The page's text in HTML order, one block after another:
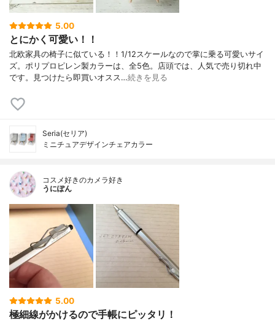
5.00
とにかく可愛い！！
北欧家具の椅子に似ている！！1/12スケールなので掌に乗る可愛いサイ
ズ。ポリプロピレン製カラーは、全5色。店頭では、人気で売り切れ中
です。見つけたら即買いオスス…続きを見る
Seria(セリア)
ミニチュアデザインチェアカラー
コスメ好きのカメラ好き
うにぽん
5.00
極細線がかけるので手帳にピッタリ！